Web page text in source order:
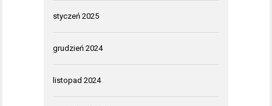
styczeń 2025
grudzień 2024
listopad 2024